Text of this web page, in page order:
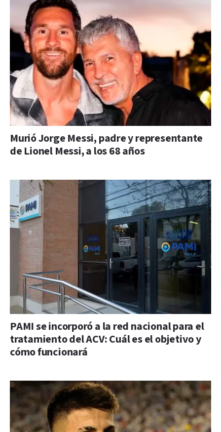
Murió Jorge Messi, padre y representante
de Lionel Messi, a los 68 años
PAMI se incorporó a la red nacional para el
tratamiento del ACV: Cuál es el objetivo y
cómo funcionará